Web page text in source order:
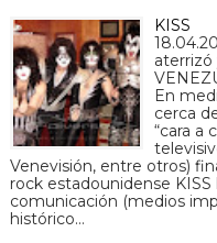
KISS
aterrizó
En
cerca
“cara a
Venevisión, entre otros)
rock estadounidense
comunicación (medios
histórico…